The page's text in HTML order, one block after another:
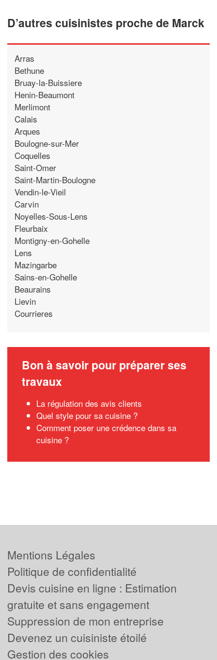
D’autres cuisinistes proche de Marck
Arras
Bethune
Bruay-la-Buissiere
Henin-Beaumont
Merlimont
Calais
Arques
Boulogne-sur-Mer
Coquelles
Saint-Omer
Saint-Martin-Boulogne
Vendin-le-Vieil
Carvin
Noyelles-Sous-Lens
Fleurbaix
Montigny-en-Gohelle
Lens
Mazingarbe
Sains-en-Gohelle
Beaurains
Lievin
Courrieres
Bon à savoir pour préparer ses
travaux
La régulation des avis clients
Quel style pour sa cuisine ?
Comment poser une crédence dans sa
cuisine ?
Mentions Légales
Politique de confidentialité
Devis cuisine en ligne : Estimation
gratuite et sans engagement
Suppression de mon entreprise
Devenez un cuisiniste étoilé
Gestion des cookies